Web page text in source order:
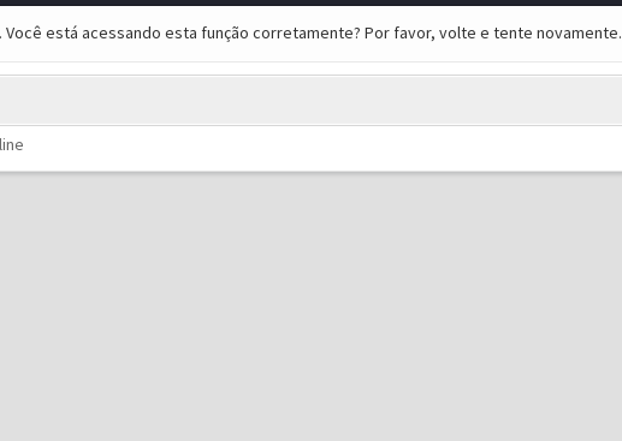
está acessando esta função corretamente? Por favor, volte e tente novamente.